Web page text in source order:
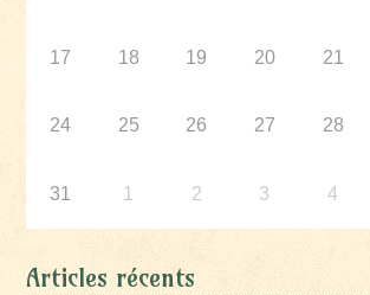
17 18 19 20 21
24 25 26 27 28
31 1 2 3 4
Articles récents